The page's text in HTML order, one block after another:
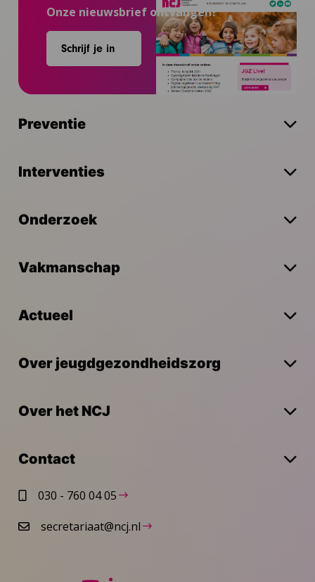
Onze nieuwsbrief ontvangen?
Schrijf je in
Preventie
Interventies
Onderzoek
Vakmanschap
Actueel
Over jeugdgezondheidszorg
Over het NCJ
Contact
030 - 760 04 05
secretariaat@ncj.nl